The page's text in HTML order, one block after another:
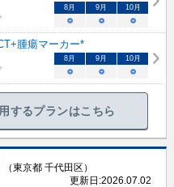
8 月 9 月 10月
○ ○ ○
腫瘍マーカー*
8 月 9 月 10月
○ ○ ○
するプランはこちら
（東京都 千代田区）
更新日:2026.07.02